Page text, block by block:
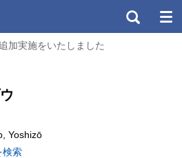
加実施をいたしました
Yoshizō
検索